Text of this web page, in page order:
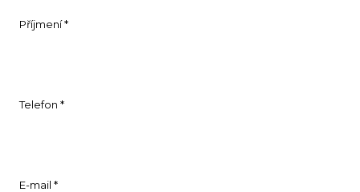
Příjmení *
Telefon *
E-mail *